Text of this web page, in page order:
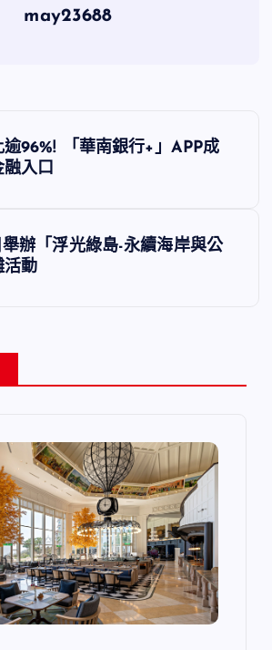
may23688
96%! 「華南銀行+」APP成
入口
舉辦「浮光綠島-永續海岸與公
活動